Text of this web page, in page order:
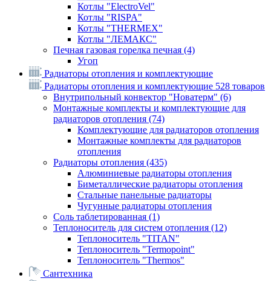
Котлы "ElectroVel"
Котлы "RISPA"
Котлы "THERMEX"
Котлы "ЛЕМАКС"
Печная газовая горелка печная (4)
Угоп
Радиаторы отопления и комплектующие
Радиаторы отопления и комплектующие 528 товаров
Внутрипольный конвектор "Новатерм" (6)
Монтажные комплекты и комплектующие для
радиаторов отопления (74)
Комплектующие для радиаторов отопления
Монтажные комплекты для радиаторов
отопления
Радиаторы отопления (435)
Алюминиевые радиаторы отопления
Биметаллические радиаторы отопления
Стальные панельные радиаторы
Чугунные радиаторы отопления
Соль таблетированная (1)
Теплоноситель для систем отопления (12)
Теплоноситель "TITAN"
Теплоноситель "Termopoint"
Теплоноситель "Thermos"
Сантехника